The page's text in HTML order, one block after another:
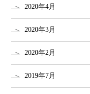
2020年4月
2020年3月
2020年2月
2019年7月